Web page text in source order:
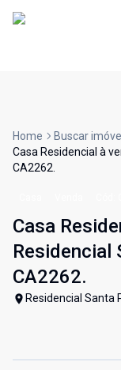
Home
Buscar imóvel
Casa Residencial à
CA2262.
Casa
Residencial
CA2262.
Residencial Santa